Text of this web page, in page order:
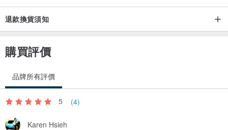
退款換貨須知
購買評價
品牌所有評價
5 (4)
Karen Hsieh